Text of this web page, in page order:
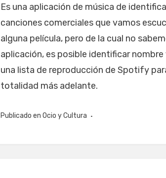
Es una aplicación de música de
canciones comerciales que vamos
alguna película, pero de la cual no
aplicación, es posible identificar
una lista de reproducción de Spotify
totalidad más adelante.
Publicado en Ocio y Cultura